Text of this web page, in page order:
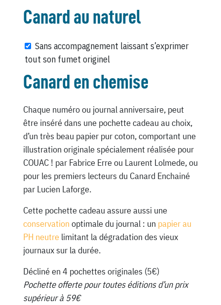
Canard au naturel
Sans accompagnement laissant s’exprimer
tout son fumet originel
Canard en chemise
Chaque numéro ou journal anniversaire, peut
être inséré dans une pochette cadeau au choix,
d’un très beau papier pur coton, comportant une
illustration originale spécialement réalisée pour
COUAC ! par Fabrice Erre ou Laurent Lolmede, ou
pour les premiers lecteurs du Canard Enchainé
par Lucien Laforge.
Cette pochette cadeau assure aussi une
conservation optimale du journal : un papier au
PH neutrelimitant la dégradation des vieux
journaux sur la durée.
Décliné en 4 pochettes originales (5€)
Pochette offerte pour toutes éditions d’un prix
supérieur à 59€